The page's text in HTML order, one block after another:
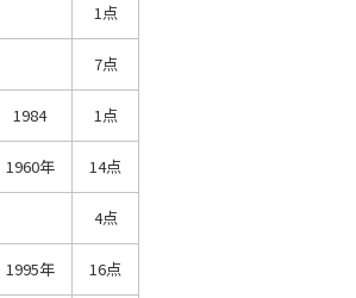
1点
7点
1984 1点
1960年 14点
4点
1995年 16点